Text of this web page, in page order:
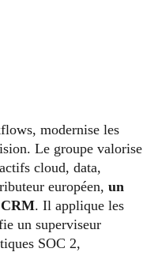
modernise les
Le groupe valorise
cloud, data,
européen, un
. Il applique les
un superviseur
SOC 2,